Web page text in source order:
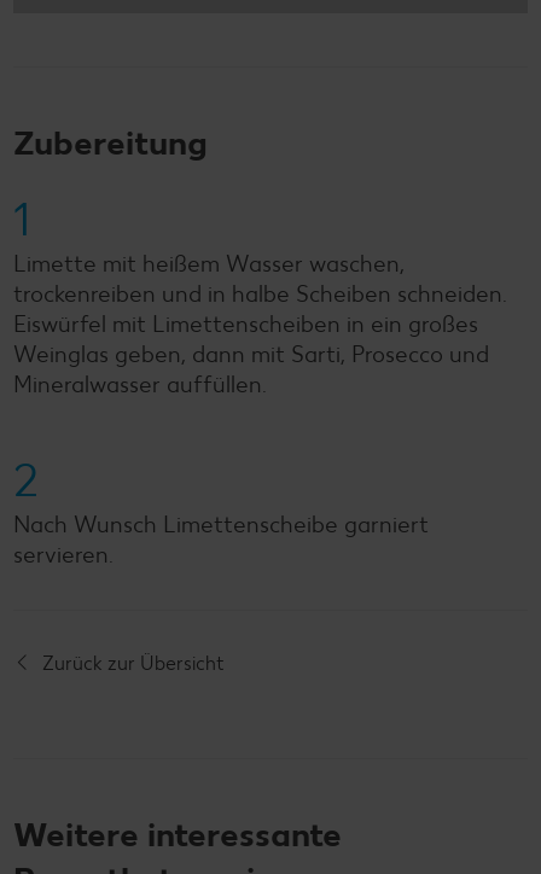
Zubereitung
1
Limette mit heißem Wasser waschen,
trockenreiben und in halbe Scheiben schneiden.
Eiswürfel mit Limettenscheiben in ein großes
Weinglas geben, dann mit Sarti, Prosecco und
Mineralwasser auffüllen.
2
Nach Wunsch Limettenscheibe garniert
servieren.
Zurück zur Übersicht
Weitere interessante